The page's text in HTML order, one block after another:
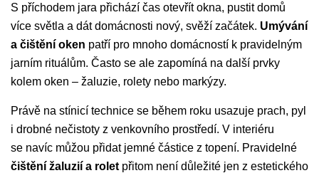
S příchodem jara přichází čas otevřít okna, pustit domů
více světla a dát domácnosti nový, svěží začátek. Umývání
a čištění oken patří pro mnoho domácností k pravidelným
jarním rituálům. Často se ale zapomíná na další prvky
kolem oken – žaluzie, rolety nebo markýzy.
Právě na stínicí technice se během roku usazuje prach, pyl
i drobné nečistoty z venkovního prostředí. V interiéru
se navíc můžou přidat jemné částice z topení. Pravidelné
čištění žaluzií a rolet přitom není důležité jen z estetického